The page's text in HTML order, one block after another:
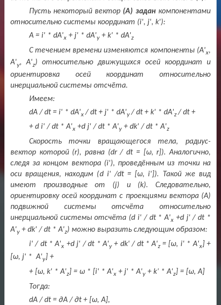
Пусть некоторый вектор (А) заданкомпонентами
относительно системы координат (i', j', k'):
A = i' * dA'x+ j' * dA'y+ k' * dA'z
С течением времени изменяются компоненты (A'x,
A'y,A'z) относительно движущихся осей координат и
ориентировка осей координат относительно
инерциальной системы отсчёта.
Имеем:
dA/dt= i' * dA'x /dt+ j' * dA'y /dt+ k' * dA'z /dt+
+ d i' / dt * A'x+d j' / dt * A'y+ dk' / dt * A'z
Скорость точки вращающегося тела, радиус-
вектор которой (r), равна (dr/dt= [ω,r]). Аналогично,
следя за концом вектора (i'), проведённым из точки на
оси вращения, находим (d i' /dt= [ω,i']). Такой же вид
имеют производные от (j) и (k). Следовательно,
ориентировку осей координат с проекциями вектора (А)
подвижной системы отсчёта относительно
инерциальной системы отсчёта (d i' / dt*A'x +d j' /dt*
A'y+ dk' /dt*A'z) можно выразить следующим образом:
i' / dt * A'x +d j' / dt * A'y+ dk' / dt * A'z = [ω, i' * A'x] +
[ω, j' * A'y] +
+ [ω, k' * A'z] = ω * [i' * A'x+ j' * A'y+ k’ * A'z] = [ω,А]
Тогда:
dA / dt = ∂A / ∂t + [ω, A],